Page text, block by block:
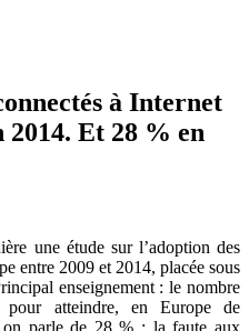
à Internet
2014. Et 28 % en
une étude sur l’adoption des
entre 2009 et 2014, placée sous
enseignement : le nombre
pour atteindre, en Europe de